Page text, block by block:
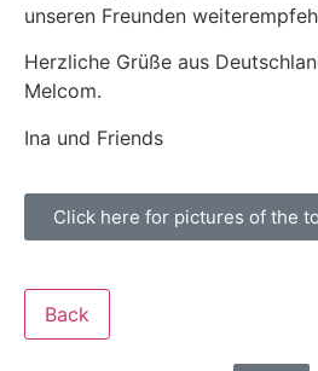
unseren Freunden
Herzliche Grüße aus
Melcom.
Ina und Friends
Click here for pictures of the
Back